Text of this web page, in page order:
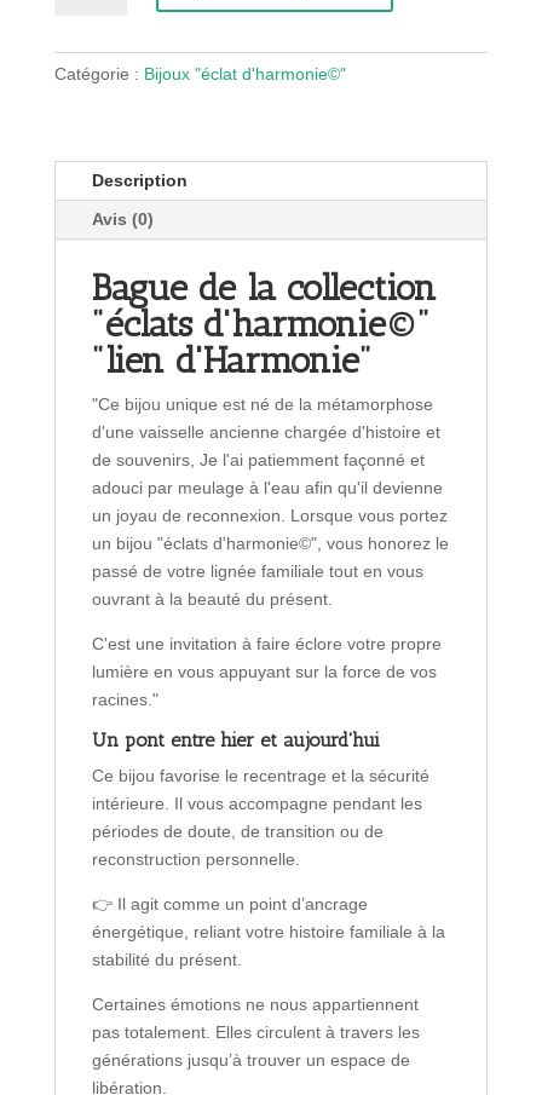
d'Harmonie"
Catégorie : Bijoux "éclat d'harmonie©"
Description
Avis (0)
Bague de la collection
"éclats d'harmonie©"
"lien d'Harmonie"
"Ce bijou unique est né de la métamorphose
d'une vaisselle ancienne chargée d'histoire et
de souvenirs, Je l'ai patiemment façonné et
adouci par meulage à l'eau afin qu'il devienne
un joyau de reconnexion. Lorsque vous portez
un bijou "éclats d'harmonie©", vous honorez le
passé de votre lignée familiale tout en vous
ouvrant à la beauté du présent.
C'est une invitation à faire éclore votre propre
lumière en vous appuyant sur la force de vos
racines."
Un pont entre hier et aujourd'hui
Ce bijou favorise le recentrage et la sécurité
intérieure. Il vous accompagne pendant les
périodes de doute, de transition ou de
reconstruction personnelle.
👉 Il agit comme un point d’ancrage
énergétique, reliant votre histoire familiale à la
stabilité du présent.
Certaines émotions ne nous appartiennent
pas totalement. Elles circulent à travers les
générations jusqu’à trouver un espace de
libération.